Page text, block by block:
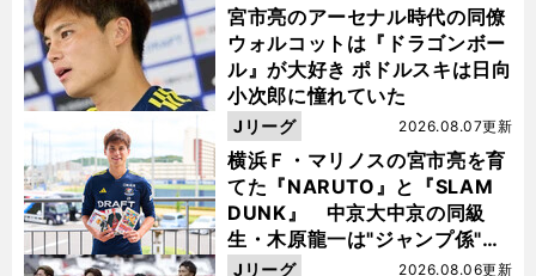
宮市亮のアーセナル時代の同僚
ウォルコットは『ドラゴンボー
ル』が大好き ポドルスキは日向
小次郎に憧れていた
横浜Ｆ・マリノスの宮市亮を育
てた『NARUTO』と『SLAM
DUNK』 中京大中京の同級
生・木原龍一は"ジャンプ係"だ
った
2026.08.07更新
Jリーグ
2026.08.06更新
Jリーグ